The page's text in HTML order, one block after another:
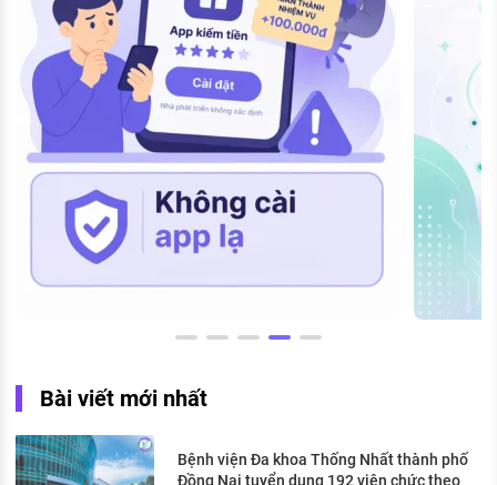
Bài viết mới nhất
Bệnh viện Đa khoa Thống Nhất thành phố
Đồng Nai tuyển dụng 192 viên chức theo